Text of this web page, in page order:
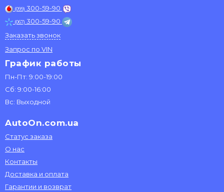
(099) 300-59-90
(067) 300-59-90
Заказать звонок
Запрос по VIN
График работы
Пн-Пт: 9:00-19:00
Сб: 9:00-16:00
Вс: Выходной
AutoOn.com.ua
Статус заказа
О нас
Контакты
Доставка и оплата
Гарантии и возврат